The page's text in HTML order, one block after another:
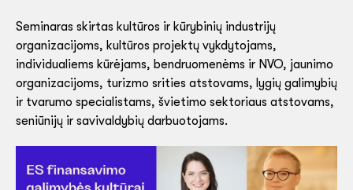
Seminaras skirtas kultūros ir kūrybinių industrijų
organizacijoms, kultūros projektų vykdytojams,
individualiems kūrėjams, bendruomenėms ir NVO, jaunimo
organizacijoms, turizmo srities atstovams, lygių galimybių
ir tvarumo specialistams, švietimo sektoriaus atstovams,
seniūnijų ir savivaldybių darbuotojams.